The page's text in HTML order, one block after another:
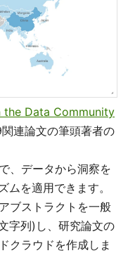
the Data Community
連論文の筆頭著者の
、データから洞察を
ムを適用できます。
ブストラクトを一般
字列)し、研究論文の
クラウドを作成しま